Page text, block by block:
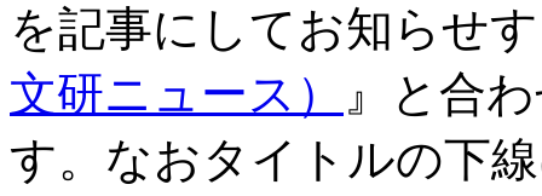
を記事にしてお知らせ
文研ニュース）
』と合
す。なおタイトルの下